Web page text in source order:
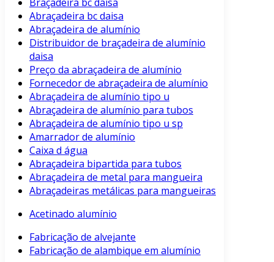
Abraçadeira bc daisa
Abraçadeira de alumínio
Distribuidor de braçadeira de alumínio
daisa
Preço da abraçadeira de alumínio
Fornecedor de abraçadeira de alumínio
Abraçadeira de alumínio tipo u
Abraçadeira de alumínio para tubos
Abraçadeira de alumínio tipo u sp
Amarrador de alumínio
Caixa d água
Abraçadeira bipartida para tubos
Abraçadeira de metal para mangueira
Abraçadeiras metálicas para mangueiras
Acetinado alumínio
Fabricação de alvejante
Fabricação de alambique em alumínio